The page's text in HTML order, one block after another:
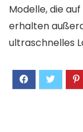
Modelle, die
erhalten
ultraschnelles